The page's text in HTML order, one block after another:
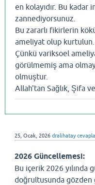
en kolayıdır. Bu
zannediyorsunuz.
Bu zararlı fikirlerin
ameliyat olup kurtulun.
Çünkü variksoel
görülmemiş ama
olmuştur.
Allah'tan Sağlık, Şifa
25, Ocak, 2026 dralihatay
2026 Güncellemesi:
Bu içerik 2026 yılında
doğrultusunda gözden